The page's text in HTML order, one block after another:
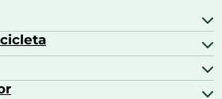
cocina